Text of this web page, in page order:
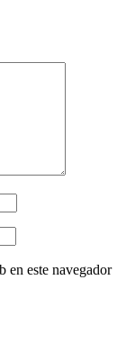
en este navegador